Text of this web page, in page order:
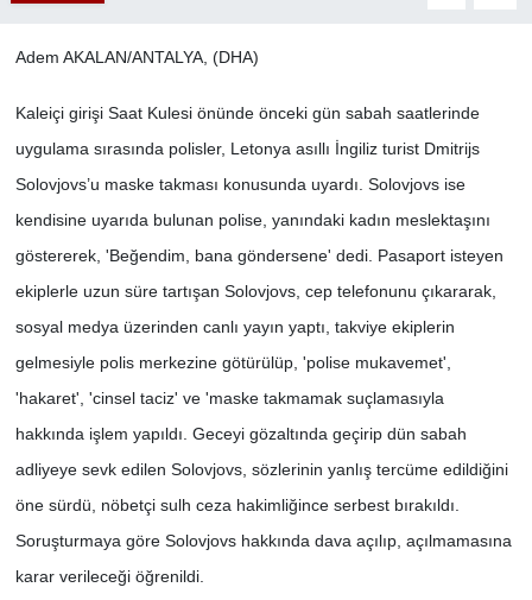
Adem AKALAN/ANTALYA, (DHA)
Kaleiçi girişi Saat Kulesi önünde önceki gün sabah saatlerinde
uygulama sırasında polisler, Letonya asıllı İngiliz turist Dmitrijs
Solovjovs’u maske takması konusunda uyardı. Solovjovs ise
kendisine uyarıda bulunan polise, yanındaki kadın meslektaşını
göstererek, 'Beğendim, bana göndersene' dedi. Pasaport isteyen
ekiplerle uzun süre tartışan Solovjovs, cep telefonunu çıkararak,
sosyal medya üzerinden canlı yayın yaptı, takviye ekiplerin
gelmesiyle polis merkezine götürülüp, 'polise mukavemet',
'hakaret', 'cinsel taciz' ve 'maske takmamak suçlamasıyla
hakkında işlem yapıldı. Geceyi gözaltında geçirip dün sabah
adliyeye sevk edilen Solovjovs, sözlerinin yanlış tercüme edildiğini
öne sürdü, nöbetçi sulh ceza hakimliğince serbest bırakıldı.
Soruşturmaya göre Solovjovs hakkında dava açılıp, açılmamasına
karar verileceği öğrenildi.